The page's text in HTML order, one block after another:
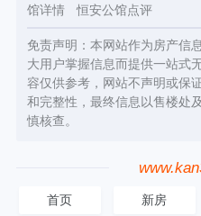
馆详情
恒安公馆点评
免责声明：本网站作为房产信
大用户掌握信息而提供一站式
容仅供参考，网站不声明或保
和完整性，最终信息以售楼处
慎核查。
首页 新房